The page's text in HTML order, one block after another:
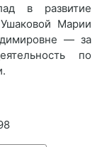
в развитие
Марии
— за
по